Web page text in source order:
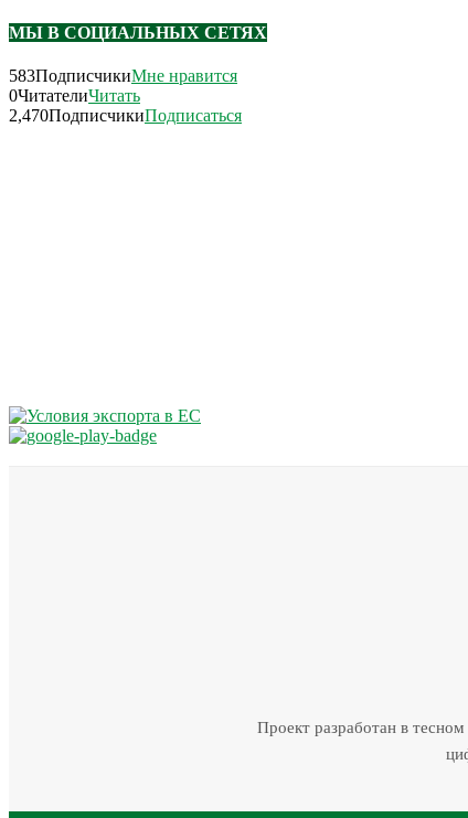
МЫ В СОЦИАЛЬНЫХ СЕТЯХ
583ПодписчикиМне нравится
0ЧитателиЧитать
2,470ПодписчикиПодписаться
Проект разработан в